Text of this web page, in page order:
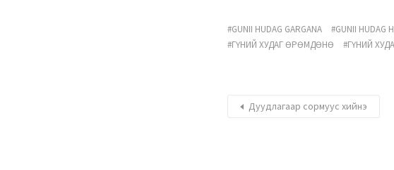
GUNII HUDAG GARGANA GUNII HUDAG
ГҮНИЙ ХУДАГ ӨРӨМДӨНӨ
ГҮНИЙ
Дуудлагаар сормуус хийнэ